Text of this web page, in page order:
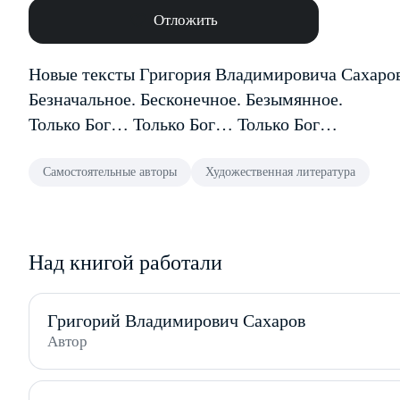
Отложить
Новые тексты Григория Владимировича
Безначальное. Бесконечное. Безымянное.
Только Бог… Только Бог… Только Бог…
Самостоятельные авторы Художественная литература
Над книгой работали
Григорий Владимирович Сахаров
Автор